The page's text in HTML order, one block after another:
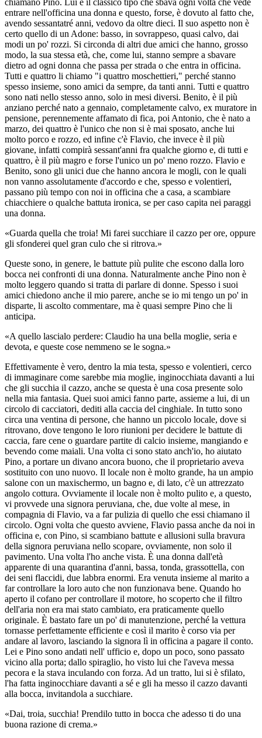
entrare nell'officina una donna e questo, forse, è dovuto al fatto che,
avendo sessantatré anni, vedovo da oltre dieci. Il suo aspetto non è
certo quello di un Adone: basso, in sovrappeso, quasi calvo, dai
modi un po' rozzi. Si circonda di altri due amici che hanno, grosso
modo, la sua stessa età, che, come lui, stanno sempre a sbavare
dietro ad ogni donna che passa per strada o che entra in officina.
Tutti e quattro li chiamo "i quattro moschettieri," perché stanno
spesso insieme, sono amici da sempre, da tanti anni. Tutti e quattro
sono nati nello stesso anno, solo in mesi diversi. Benito, è il più
anziano perché nato a gennaio, completamente calvo, ex muratore in
pensione, perennemente affamato di fica, poi Antonio, che è nato a
marzo, dei quattro è l'unico che non si è mai sposato, anche lui
molto porco e rozzo, ed infine c'è Flavio, che invece è il più
giovane, infatti compirà sessant'anni fra qualche giorno e, di tutti e
quattro, è il più magro e forse l'unico un po' meno rozzo. Flavio e
Benito, sono gli unici due che hanno ancora le mogli, con le quali
non vanno assolutamente d'accordo e che, spesso e volentieri,
passano più tempo con noi in officina che a casa, a scambiare
chiacchiere o qualche battuta ironica, se per caso capita nei paraggi
una donna.
«Guarda quella che troia! Mi farei succhiare il cazzo per ore, oppure
gli sfonderei quel gran culo che si ritrova.»
Queste sono, in genere, le battute più pulite che escono dalla loro
bocca nei confronti di una donna. Naturalmente anche Pino non è
molto leggero quando si tratta di parlare di donne. Spesso i suoi
amici chiedono anche il mio parere, anche se io mi tengo un po' in
disparte, li ascolto commentare, ma è quasi sempre Pino che li
anticipa.
«A quello lascialo perdere: Claudio ha una bella moglie, seria e
devota, e queste cose nemmeno se le sogna.»
Effettivamente è vero, dentro la mia testa, spesso e volentieri, cerco
di immaginare come sarebbe mia moglie, inginocchiata davanti a lui
che gli succhia il cazzo, anche se questa è una cosa presente solo
nella mia fantasia. Quei suoi amici fanno parte, assieme a lui, di un
circolo di cacciatori, dediti alla caccia del cinghiale. In tutto sono
circa una ventina di persone, che hanno un piccolo locale, dove si
ritrovano, dove tengono le loro riunioni per decidere le battute di
caccia, fare cene o guardare partite di calcio insieme, mangiando e
bevendo come maiali. Una volta ci sono stato anch'io, ho aiutato
Pino, a portare un divano ancora buono, che il proprietario aveva
sostituito con uno nuovo. Il locale non è molto grande, ha un ampio
salone con un maxischermo, un bagno e, di lato, c'è un attrezzato
angolo cottura. Ovviamente il locale non è molto pulito e, a questo,
vi provvede una signora peruviana, che, due volte al mese, in
compagnia di Flavio, va a far pulizia di quello che essi chiamano il
circolo. Ogni volta che questo avviene, Flavio passa anche da noi in
officina e, con Pino, si scambiano battute e allusioni sulla bravura
della signora peruviana nello scopare, ovviamente, non solo il
pavimento. Una volta l'ho anche vista. È una donna dall'età
apparente di una quarantina d'anni, bassa, tonda, grassottella, con
dei seni flaccidi, due labbra enormi. Era venuta insieme al marito a
far controllare la loro auto che non funzionava bene. Quando ho
aperto il cofano per controllare il motore, ho scoperto che il filtro
dell'aria non era mai stato cambiato, era praticamente quello
originale. È bastato fare un po' di manutenzione, perché la vettura
tornasse perfettamente efficiente e così il marito è corso via per
andare al lavoro, lasciando la signora lì in officina a pagare il conto.
Lei e Pino sono andati nell' ufficio e, dopo un poco, sono passato
vicino alla porta; dallo spiraglio, ho visto lui che l'aveva messa
pecora e la stava inculando con forza. Ad un tratto, lui si è sfilato,
l'ha fatta inginocchiare davanti a sé e gli ha messo il cazzo davanti
alla bocca, invitandola a succhiare.
«Dai, troia, succhia! Prendilo tutto in bocca che adesso ti do una
buona razione di crema.»